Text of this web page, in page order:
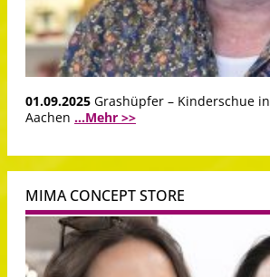
01.09.2025 Grashüpfer – Kinderschue
Aachen ...Mehr >>
MIMA CONCEPT STORE